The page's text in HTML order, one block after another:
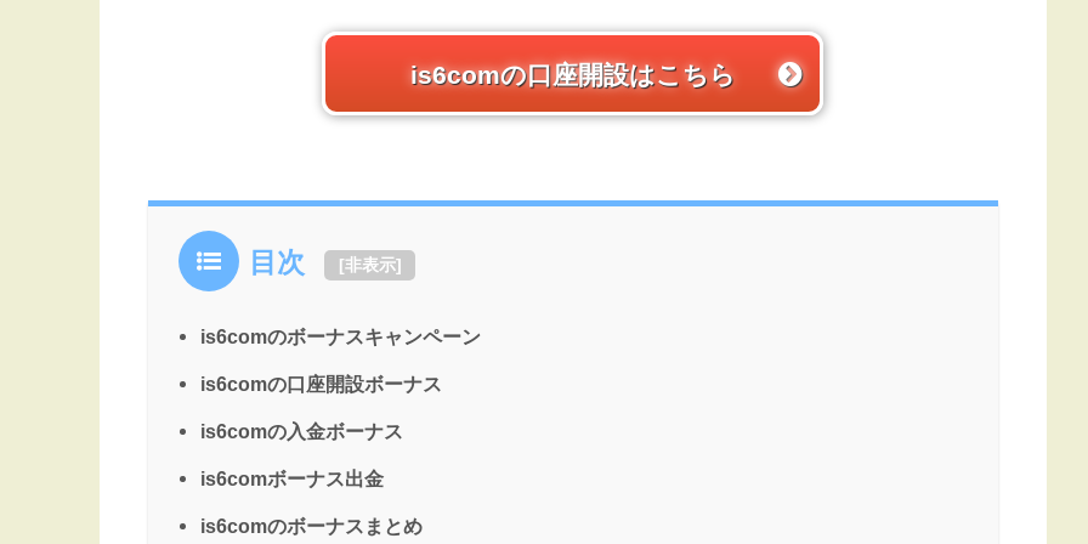
is6comの口座開設はこちら
目次 [非表示]
is6comのボーナスキャンペーン
is6comの口座開設ボーナス
is6comの入金ボーナス
is6comボーナス出金
is6comのボーナスまとめ